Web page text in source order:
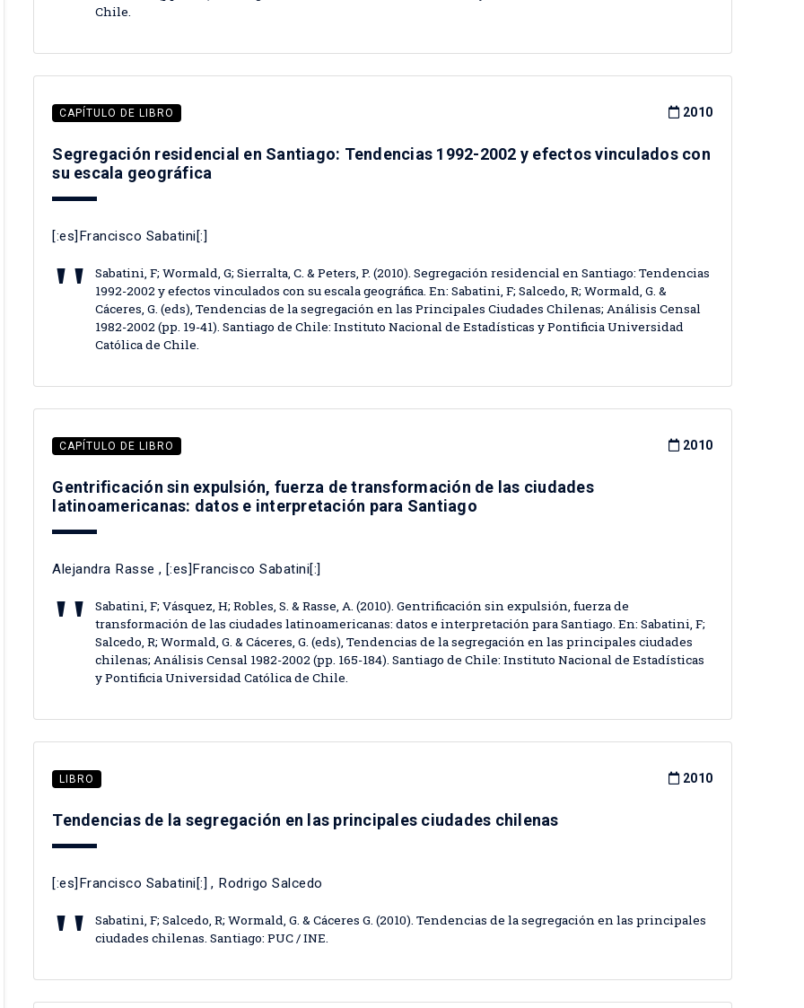
Chile.
CAPÍTULO DE LIBRO 2010
Segregación residencial en Santiago: Tendencias 1992-2002 y efectos vinculados con
su escala geográfica
[:es]Francisco Sabatini[:]
Sabatini, F; Wormald, G; Sierralta, C. & Peters, P. (2010). Segregación residencial en Santiago: Tendencias
1992-2002 y efectos vinculados con su escala geográfica. En: Sabatini, F; Salcedo, R; Wormald, G. &
Cáceres, G. (eds), Tendencias de la segregación en las Principales Ciudades Chilenas; Análisis Censal
1982-2002 (pp. 19-41). Santiago de Chile: Instituto Nacional de Estadísticas y Pontificia Universidad
Católica de Chile.
CAPÍTULO DE LIBRO 2010
Gentrificación sin expulsión, fuerza de transformación de las ciudades
latinoamericanas: datos e interpretación para Santiago
Alejandra Rasse , [:es]Francisco Sabatini[:]
Sabatini, F; Vásquez, H; Robles, S. & Rasse, A. (2010). Gentrificación sin expulsión, fuerza de
transformación de las ciudades latinoamericanas: datos e interpretación para Santiago. En: Sabatini, F;
Salcedo, R; Wormald, G. & Cáceres, G. (eds), Tendencias de la segregación en las principales ciudades
chilenas; Análisis Censal 1982-2002 (pp. 165-184). Santiago de Chile: Instituto Nacional de Estadísticas
y Pontificia Universidad Católica de Chile.
LIBRO 2010
Tendencias de la segregación en las principales ciudades chilenas
[:es]Francisco Sabatini[:] , Rodrigo Salcedo
Sabatini, F; Salcedo, R; Wormald, G. & Cáceres G. (2010). Tendencias de la segregación en las principales
ciudades chilenas. Santiago: PUC / INE.